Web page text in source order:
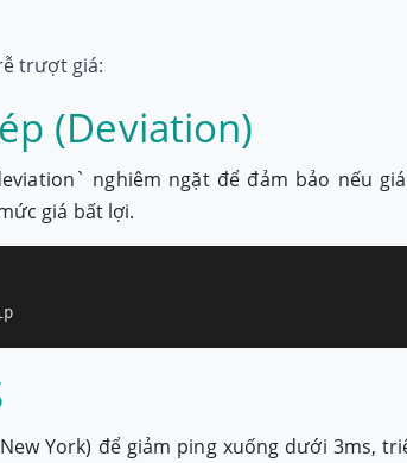
trượt giá:
(Deviation)
nghiêm ngặt để đảm bảo nếu
giá bất lợi.
York) để giảm ping xuống dưới 3ms,